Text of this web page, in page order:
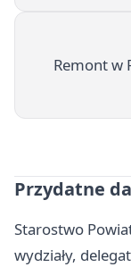
Remont w
Przydatne
Starostwo
wydziały,